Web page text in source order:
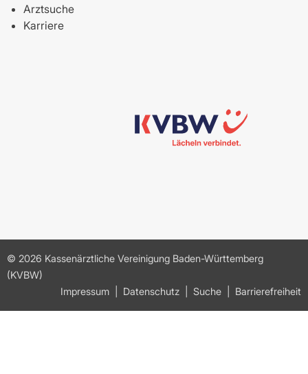
Arztsuche
Karriere
© 2026 Kassenärztliche Vereinigung Baden-Württemberg
(KVBW)
Impressum
Datenschutz Suche Barrierefreiheit